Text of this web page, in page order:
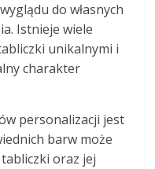
do własnych
Istnieje wiele
unikalnymi i
charakter
personalizacji jest
barw może
oraz jej